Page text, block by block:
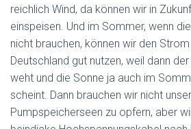
reichlich Wind, da können wir in
einspeisen. Und im Sommer, wenn
nicht brauchen, können wir den
Deutschland gut nutzen, weil dann
weht und die Sonne ja auch im
scheint. Dann brauchen wir nicht
Pumpspeicherseen zu opfern, aber